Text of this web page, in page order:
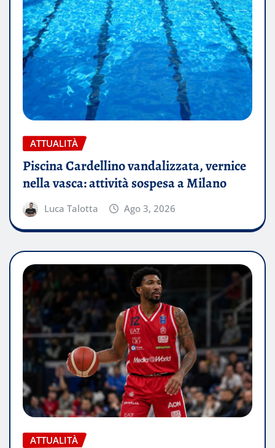
ATTUALITÀ
Piscina Cardellino vandalizzata, vernice
nella vasca: attività sospesa a Milano
Luca Talotta Ago 3, 2026
ATTUALITÀ